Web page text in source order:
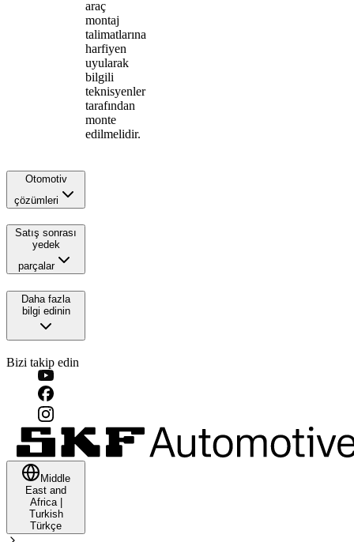
araç
montaj
talimatlarına
harfiyen
uyularak
bilgili
teknisyenler
tarafından
monte
edilmelidir.
Otomotiv
çözümleri
Satış sonrası
yedek
parçalar
Daha fazla
bilgi edinin
Bizi takip edin
Middle
East and
Africa|
Turkish
Türkçe